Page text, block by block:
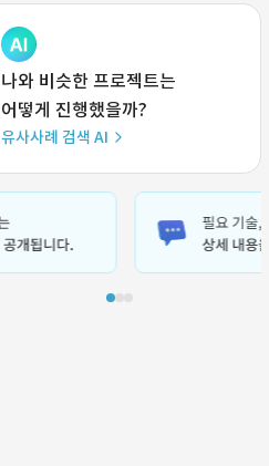
나와 비슷한 프로젝트는
어떻게 진행했을까?
유사사례 검색 AI